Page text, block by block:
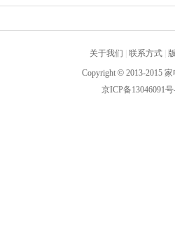
关于我们 联系方式
Copyright © 2013-2015
京ICP备13046091号